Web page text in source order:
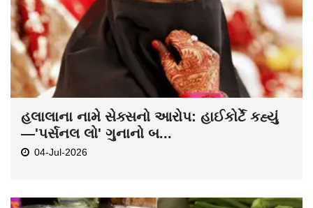
હલાલાના નામે સેક્સનો આરોપ: હાઈકોર્ટે કહ્યું
—'પર્સનલ લો' ગુનાનો બ...
04-Jul-2026